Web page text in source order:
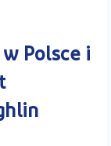
Polsce i